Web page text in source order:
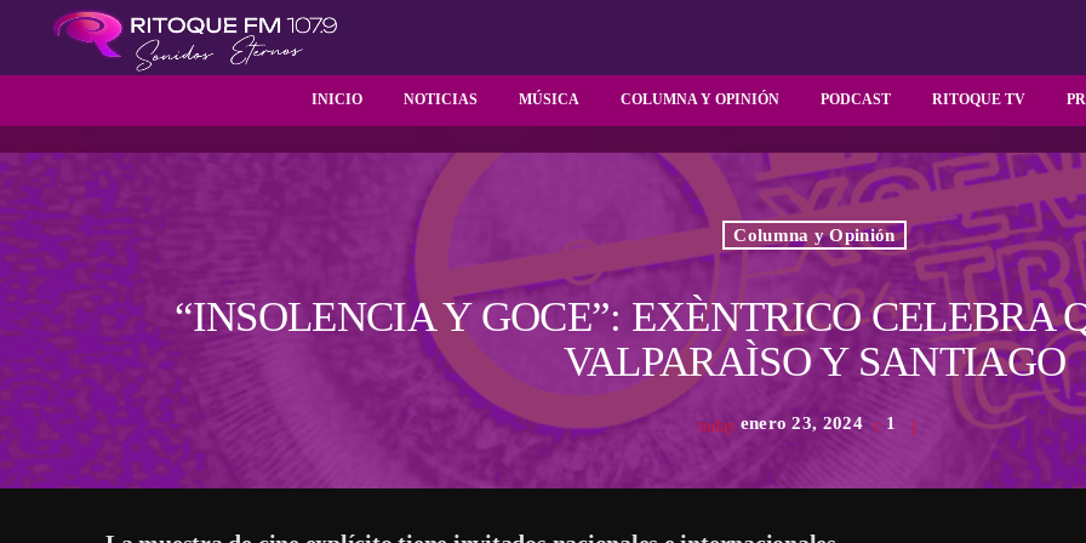
INICIO NOTICIAS MÚSICA COLUMNA Y OPINIÓN PODCAST RITOQUE TV
Columna y Opinión
“INSOLENCIA Y GOCE”: EXÈNTRICO CELEBRA
VALPARAÌSO Y SANTIAGO
today enero 23, 2024 1